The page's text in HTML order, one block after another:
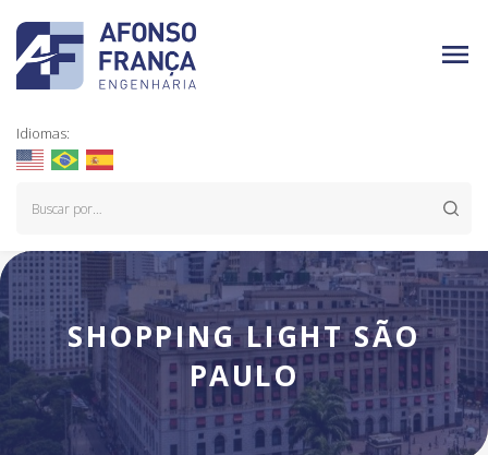
Idiomas:
SHOPPING LIGHT SÃO
PAULO